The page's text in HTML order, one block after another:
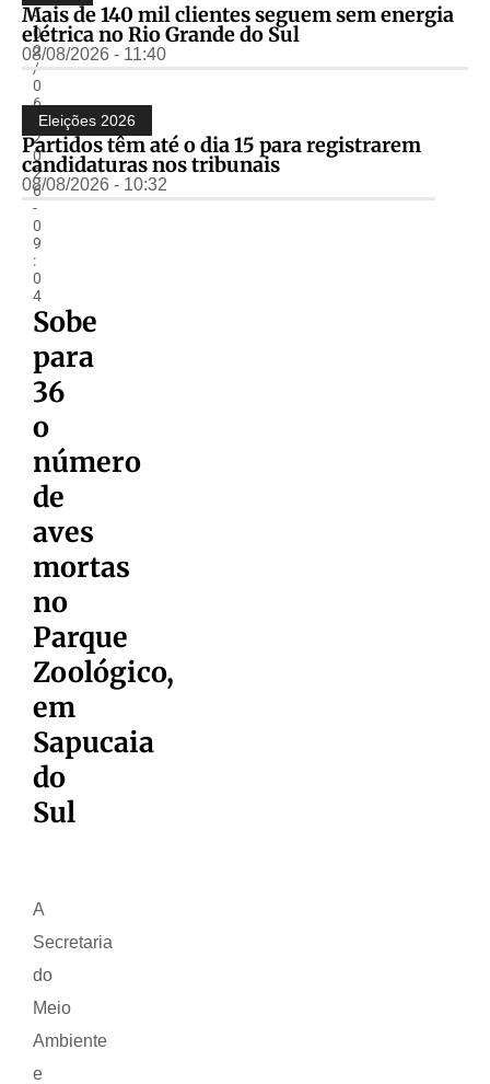
-
0
2
/
0
6
2
0
2
6
-
0
9
:
0
4
Sobe
para
36
o
número
de
aves
mortas
no
Parque
Zoológico,
em
Sapucaia
do
Sul
A
Secretaria
do
Meio
Ambiente
e
Mais de 140 mil clientes seguem sem energia
elétrica no Rio Grande do Sul
08/08/2026 - 11:40
Eleições 2026
Partidos têm até o dia 15 para registrarem
candidaturas nos tribunais
08/08/2026 - 10:32